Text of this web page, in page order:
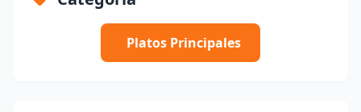
Platos Principales